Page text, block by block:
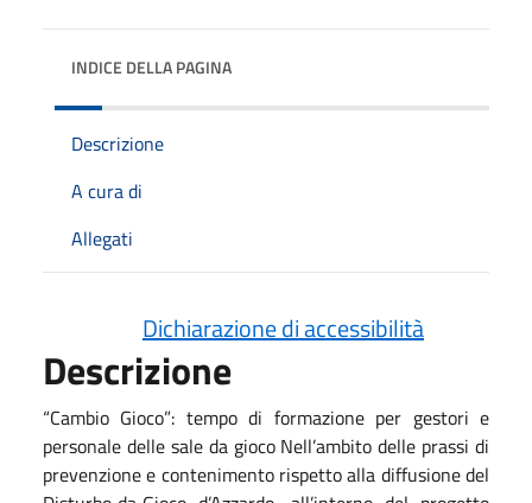
INDICE DELLA PAGINA
Descrizione
A cura di
Allegati
Dichiarazione di accessibilità
Descrizione
“Cambio Gioco”: tempo di formazione per gestori e
personale delle sale da gioco Nell’ambito delle prassi di
prevenzione e contenimento rispetto alla diffusione del